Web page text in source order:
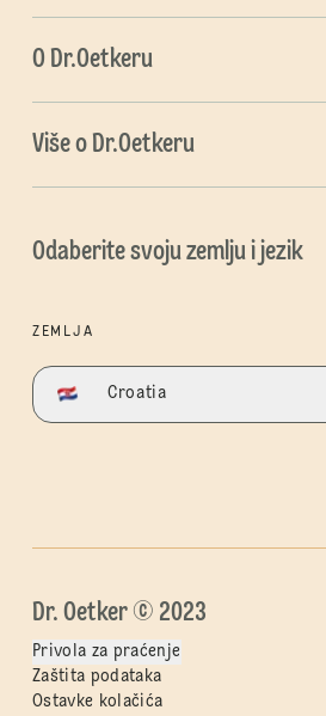
O Dr.Oetkeru
Više o Dr.Oetkeru
Odaberite svoju zemlju i jezik
ZEMLJA
Croatia
Dr. Oetker © 2023
Privola za praćenje
Zaštita podataka
Ostavke kolačića